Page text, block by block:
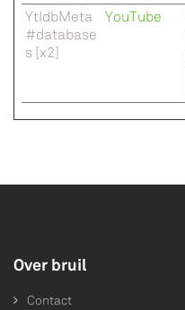
YtIdbMeta
#database
s [x2]
YouTube
Over bruil
Contact